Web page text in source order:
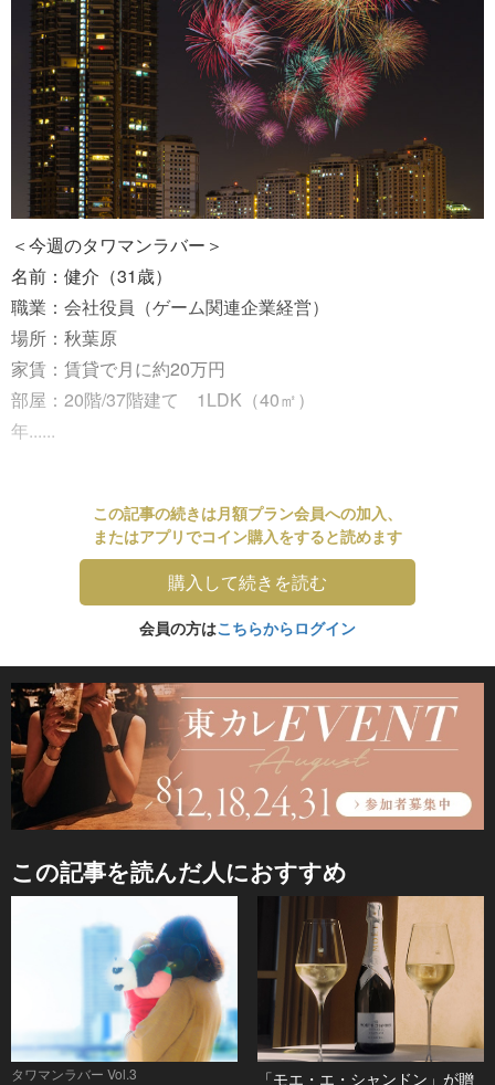
＜今週のタワマンラバー＞
名前：健介（31歳）
職業：会社役員（ゲーム関連企業経営）
場所：秋葉原
家賃：賃貸で月に約20万円
部屋：20階/37階建て 1LDK（40㎡）
年......
この記事の続きは月額プラン会員への加入、
またはアプリでコイン購入をすると読めます
購入して続きを読む
会員の方はこちらからログイン
この記事を読んだ人におすすめ
タワマンラバー Vol.3 「モエ・エ・シャンドン」が贈